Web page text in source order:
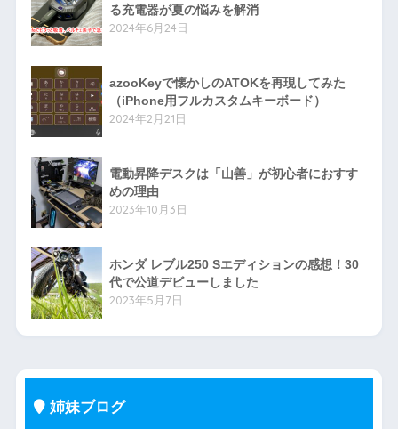
る充電器が夏の悩みを解消
2024年6月24日
azooKeyで懐かしのATOKを再現してみた
（iPhone用フルカスタムキーボード）
2024年2月21日
電動昇降デスクは「山善」が初心者におすす
めの理由
2023年10月3日
ホンダ レブル250 Sエディションの感想！30
代で公道デビューしました
2023年5月7日
姉妹ブログ